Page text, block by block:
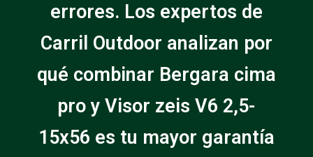
errores. Los expertos de
Carril Outdoor analizan por
qué combinar Bergara cima
pro y Visor zeis V6 2,5-
15x56 es tu mayor garantía